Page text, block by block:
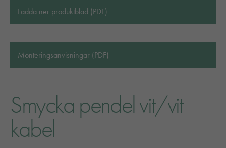
Ladda ner produktblad (PDF)
Monteringsanvisningar (PDF)
Smycka pendel vit/vit
kabel